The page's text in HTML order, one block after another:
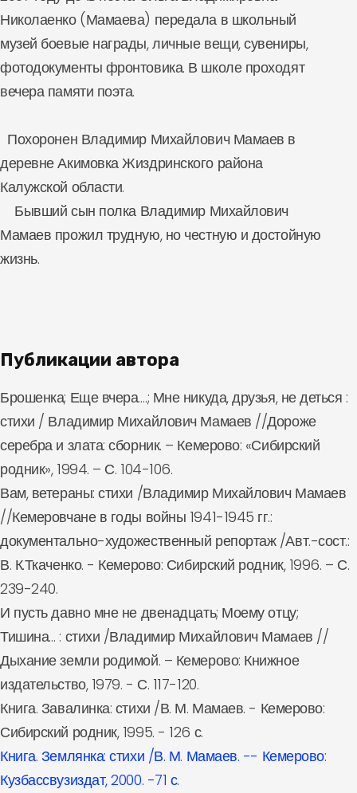
Николаенко (Мамаева) передала в школьный
музей боевые награды, личные вещи, сувениры,
фотодокументы фронтовика. В школе проходят
вечера памяти поэта.
Похоронен Владимир Михайлович Мамаев в
деревне Акимовка Жиздринского района
Калужской области.
Бывший сын полка Владимир Михайлович
Мамаев прожил трудную, но честную и достойную
жизнь.
Публикации автора
Брошенка; Еще вчера….; Мне никуда, друзья, не деться :
стихи / Владимир Михайлович Мамаев //Дороже
серебра и злата: сборник. – Кемерово: «Сибирский
родник», 1994. – С. 104-106.
Вам, ветераны: стихи /Владимир Михайлович Мамаев
//Кемеровчане в годы войны 1941-1945 гг.:
документально-художественный репортаж /Авт.-сост.:
В. К.Ткаченко. - Кемерово: Сибирский родник, 1996. – С.
239-240.
И пусть давно мне не двенадцать; Моему отцу;
Тишина… : стихи /Владимир Михайлович Мамаев //
Дыхание земли родимой. – Кемерово: Книжное
издательство, 1979. - С. 117-120.
Книга. Завалинка: стихи /В. М. Мамаев. - Кемерово:
Сибирский родник, 1995. - 126 с.
Книга. Землянка: стихи /В. М. Мамаев. -- Кемерово:
Кузбассвузиздат, 2000. -71 с.